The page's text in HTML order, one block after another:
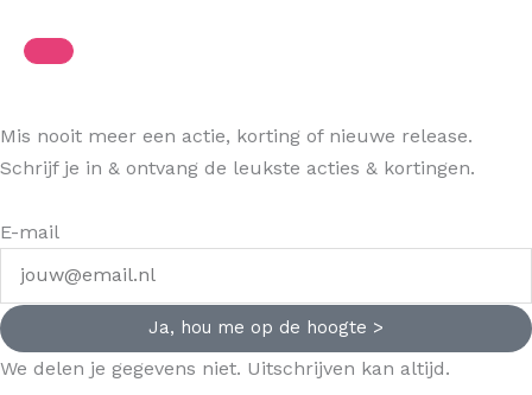
Mis nooit meer een actie, korting of nieuwe release.
Schrijf je in & ontvang de leukste acties & kortingen.
E-mail
Ja, hou me op de hoogte >
We delen je gegevens niet. Uitschrijven kan altijd.